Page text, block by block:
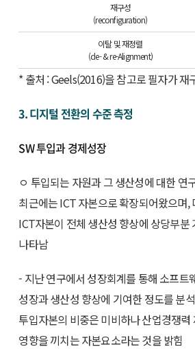
재구성
(reconfiguration)
이탈 및 재정렬
(de- & re-Alignment)
* 출처 : Geels(2016)을 참고로 필자가 재
3. 디지털 전환의 수준 측정
SW 투입과 경제성장
ㅇ 투입되는 자원과 그 생산성에 대한 연
최근에는 ICT 자본으로 확장되어왔으며,
ICT자본이 전체 생산성 향상에 상당부분
나타남
- 지난 연구에서 성장회계를 통해 소프트
성장과 생산성 향상에 기여한 정도를 분
투입자본의 비중은 미비하나 산업경쟁력
영향을 끼치는 자본요소라는 것을 밝힘